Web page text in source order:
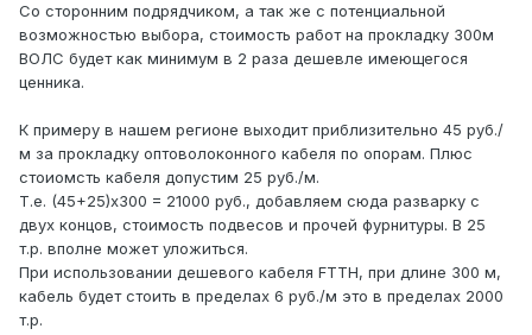
Со сторонним подрядчиком, а так же с потенциальной
возможностью выбора, стоимость работ на прокладку 300м
ВОЛС будет как минимум в 2 раза дешевле имеющегося
ценника.
К примеру в нашем регионе выходит приблизительно 45 руб./
м за прокладку оптоволоконного кабеля по опорам. Плюс
стоиомсть кабеля допустим 25 руб./м.
Т.е. (45+25)х300 = 21000 руб., добавляем сюда разварку с
двух концов, стоимость подвесов и прочей фурнитуры. В 25
т.р. вполне может уложиться.
При использовании дешевого кабеля FTTH, при длине 300 м,
кабель будет стоить в пределах 6 руб./м это в пределах 2000
т.р.